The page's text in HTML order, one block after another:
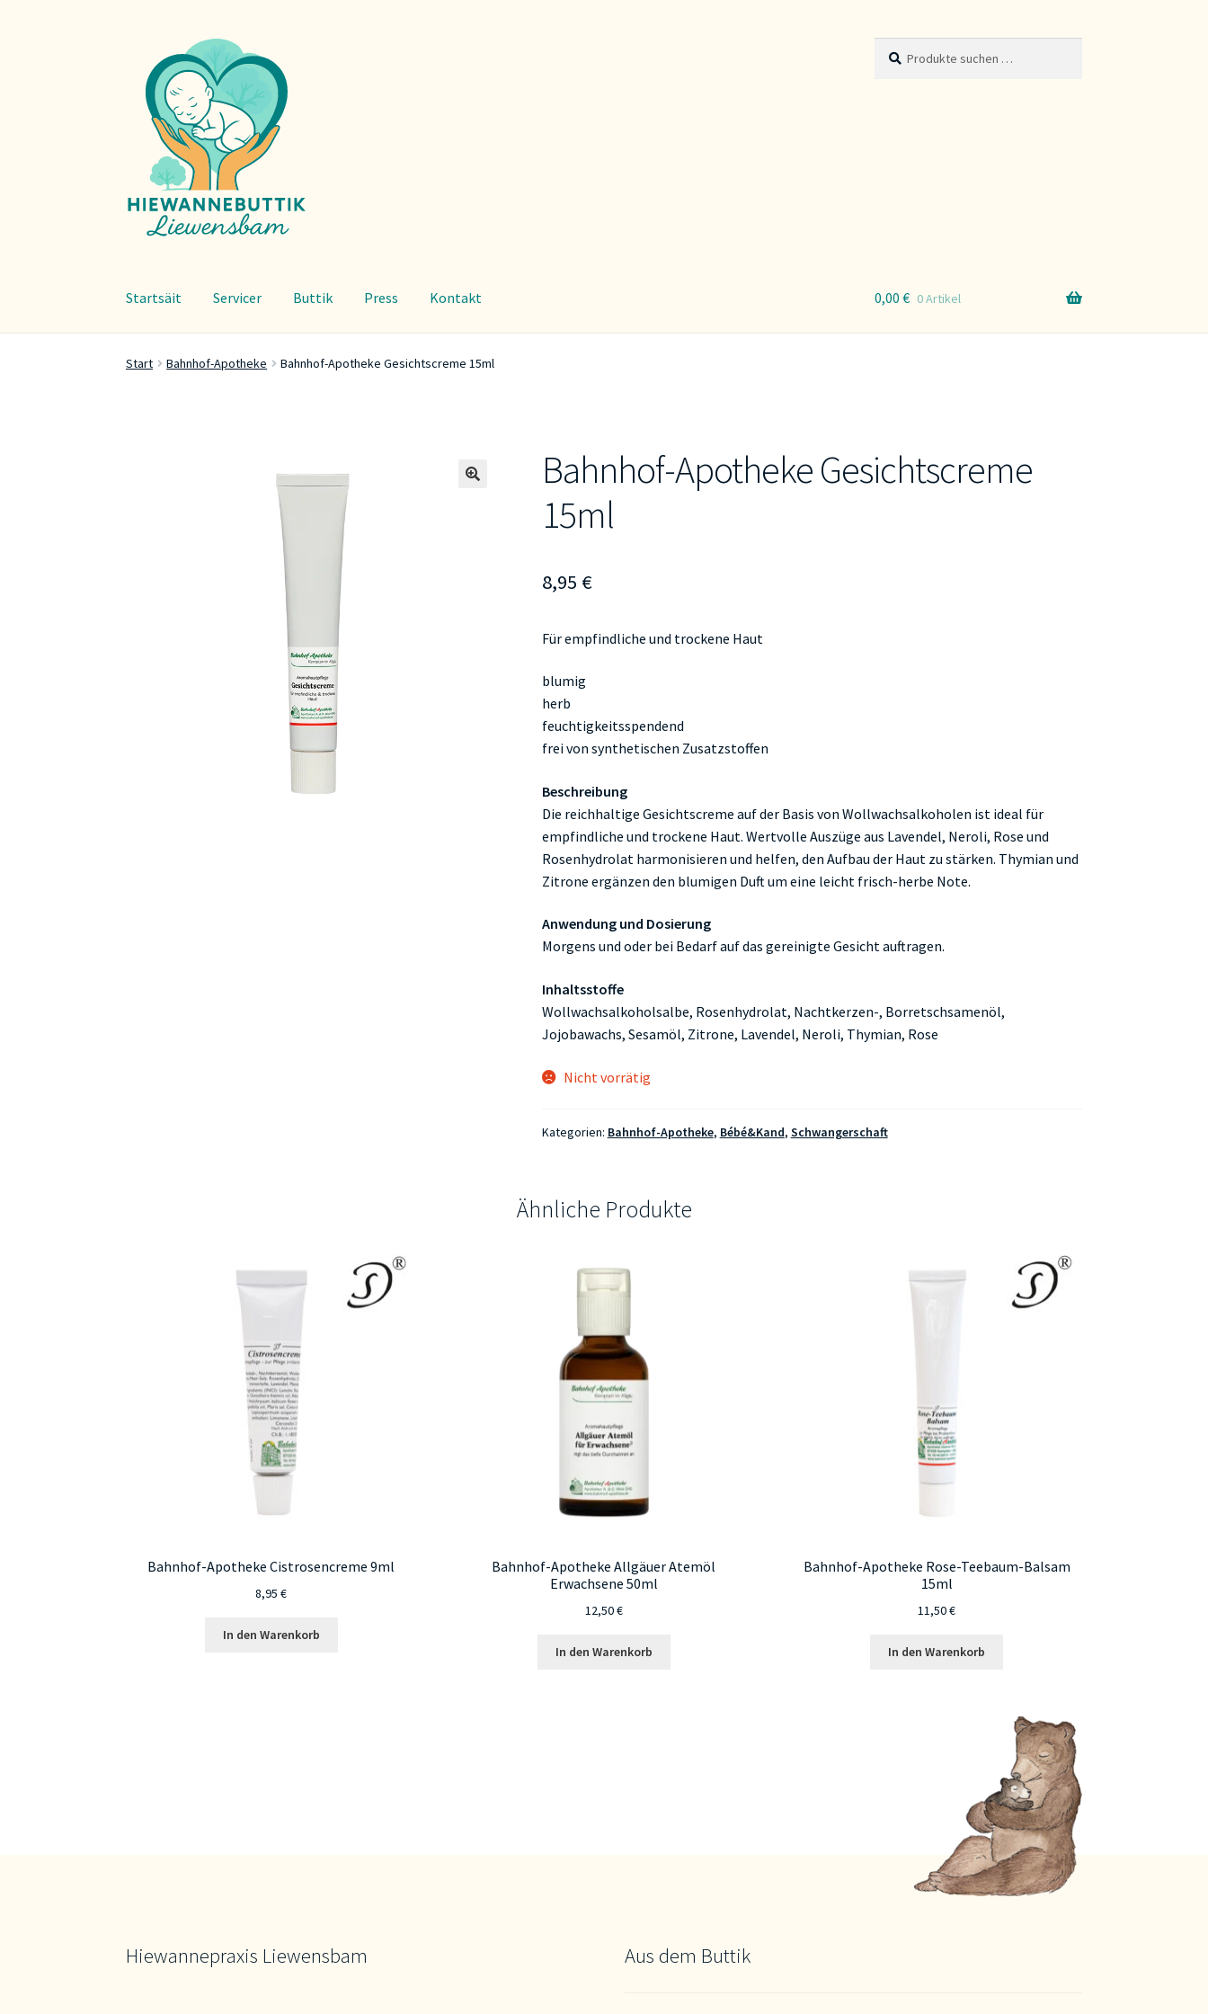
Navigation
springen
Inhalt
springen
nach:
Startsäit Servicer Buttik Press Kontakt 0,00 € 0 Artikel
Start Bahnhof-Apotheke Bahnhof-Apotheke Gesichtscreme 15ml
Bahnhof-Apotheke Gesichtscreme
15ml
8,95 €
Für empfindliche und trockene Haut
blumig
herb
feuchtigkeitsspendend
frei von synthetischen Zusatzstoffen
Beschreibung
Die reichhaltige Gesichtscreme auf der Basis von Wollwachsalkoholen ist ideal für
empfindliche und trockene Haut. Wertvolle Auszüge aus Lavendel, Neroli, Rose und
Rosenhydrolat harmonisieren und helfen, den Aufbau der Haut zu stärken. Thymian und
Zitrone ergänzen den blumigen Duft um eine leicht frisch-herbe Note.
Anwendung und Dosierung
Morgens und oder bei Bedarf auf das gereinigte Gesicht auftragen.
Inhaltsstoffe
Wollwachsalkoholsalbe, Rosenhydrolat, Nachtkerzen-, Borretschsamenöl,
Jojobawachs, Sesamöl, Zitrone, Lavendel, Neroli, Thymian, Rose
Nicht vorrätig
Kategorien: Bahnhof-Apotheke, Bébé&Kand, Schwangerschaft
Ähnliche Produkte
Bahnhof-Apotheke Cistrosencreme 9ml
8,95€
In den Warenkorb
Bahnhof-Apotheke Allgäuer Atemöl
Erwachsene 50ml
12,50€
In den Warenkorb
Bahnhof-Apotheke Rose-Teebaum-Balsam
15ml
11,50€
In den Warenkorb
Hiewannepraxis Liewensbam Aus dem Buttik